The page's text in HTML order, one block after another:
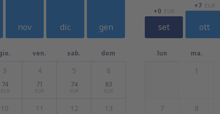
nov dic gen
ven. sab. dom
3
74
EUR
4
71
EUR
5
74
EUR
6
83
EUR
10 11 12 13
set
+0 EUR
ott
+7 EUR
lun ma.
1
7 8